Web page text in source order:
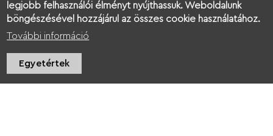
legjobb felhasználói élményt nyújthassuk. Weboldalunk
böngészésével hozzájárul az összes cookie használatához.
További információ
Egyetértek